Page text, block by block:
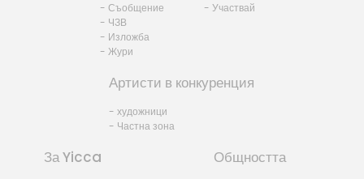
- Съобщение
- ЧЗВ
- Изложба
- Жури
- Участвай
Артисти в конкуренция
- художници
- Частна зона
За Yicca Общността